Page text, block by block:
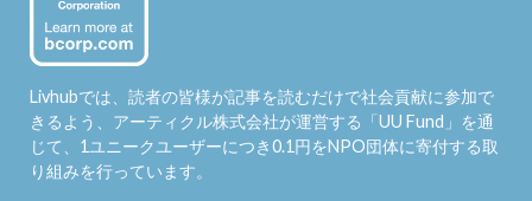
Livhubでは、読者の皆様が記事を読むだけで社会貢献に参加で
きるよう、アーティクル株式会社が運営する「UU Fund 」を通
じて、1ユニークユーザーにつき0.1円をNPO団体に寄付する取
り組みを行っています。